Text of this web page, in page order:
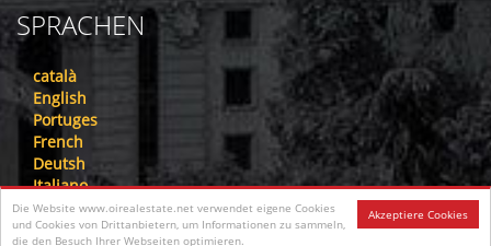
Akzeptiere Cookies
Die Website www.oirealestate.net verwendet eigene Cookies
und Cookies von Drittanbietern, um Informationen zu sammeln,
die den Besuch Ihrer Webseiten optimieren.
SPRACHEN
català
English
Portuges
French
Deutsh
Italiano
Nederlandse
русский